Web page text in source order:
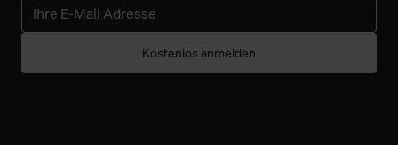
Kostenlos anmelden